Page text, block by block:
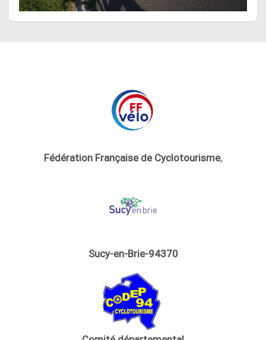
Fédération Française de Cyclotourisme,
Sucy-en-Brie-94370